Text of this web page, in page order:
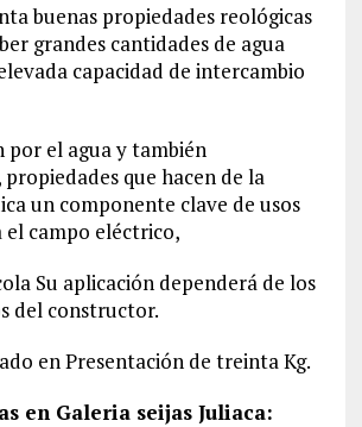
buenas propiedades reológicas
grandes cantidades de agua
capacidad de intercambio
por el agua y también
que hacen de la
un componente clave de usos
campo eléctrico,
Su aplicación dependerá de los
del constructor.
en Presentación de treinta Kg.
en Galeria seijas Juliaca: